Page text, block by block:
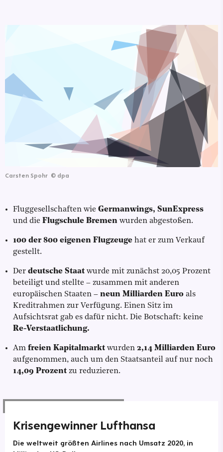
Carsten Spohr © dpa
Fluggesellschaften wie Germanwings, SunExpress
und die Flugschule Bremen wurden abgestoßen.
100 der 800 eigenen Flugzeuge hat er zum Verkauf
gestellt.
Der deutsche Staat wurde mit zunächst 20,05 Prozent
beteiligt und stellte – zusammen mit anderen
europäischen Staaten – neun Milliarden Euro als
Kreditrahmen zur Verfügung. Einen Sitz im
Aufsichtsrat gab es dafür nicht. Die Botschaft: keine
Re-Verstaatlichung.
Am freien Kapitalmarkt wurden 2,14 Milliarden Euro
aufgenommen, auch um den Staatsanteil auf nur noch
14,09 Prozent zu reduzieren.
Krisengewinner Lufthansa
Die weltweit größten Airlines nach Umsatz 2020, in